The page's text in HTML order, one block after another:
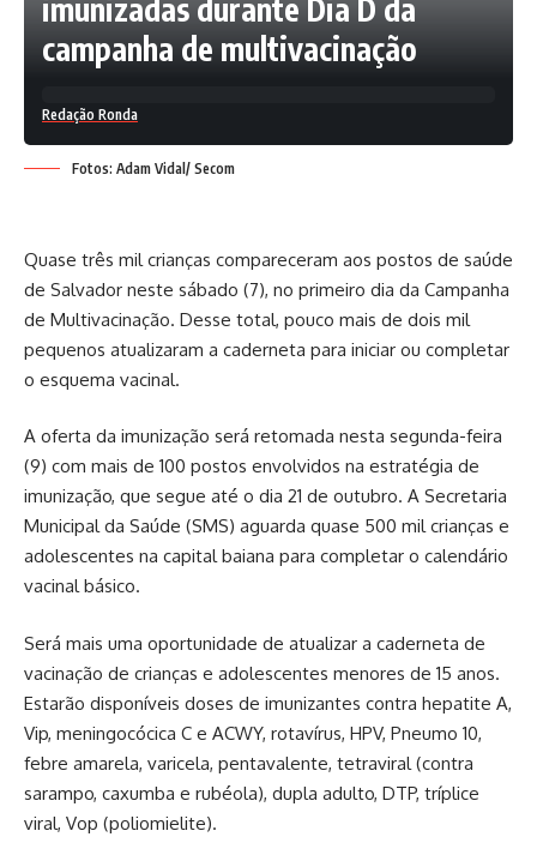
imunizadas durante Dia D da
campanha de multivacinação
Redação Ronda
Fotos: Adam Vidal/ Secom
Quase três mil crianças compareceram aos postos de saúde
de Salvador neste sábado (7), no primeiro dia da Campanha
de Multivacinação. Desse total, pouco mais de dois mil
pequenos atualizaram a caderneta para iniciar ou completar
o esquema vacinal.
A oferta da imunização será retomada nesta segunda-feira
(9) com mais de 100 postos envolvidos na estratégia de
imunização, que segue até o dia 21 de outubro. A Secretaria
Municipal da Saúde (SMS) aguarda quase 500 mil crianças e
adolescentes na capital baiana para completar o calendário
vacinal básico.
Será mais uma oportunidade de atualizar a caderneta de
vacinação de crianças e adolescentes menores de 15 anos.
Estarão disponíveis doses de imunizantes contra hepatite A,
Vip, meningocócica C e ACWY, rotavírus, HPV, Pneumo 10,
febre amarela, varicela, pentavalente, tetraviral (contra
sarampo, caxumba e rubéola), dupla adulto, DTP, tríplice
viral, Vop (poliomielite).